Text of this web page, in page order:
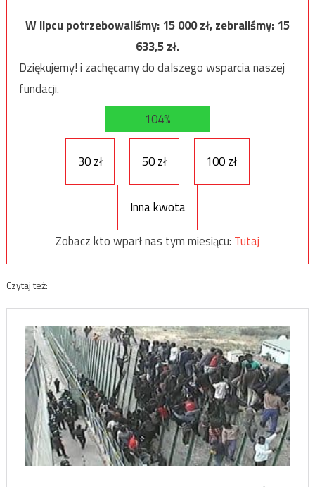
W lipcu potrzebowaliśmy:15 000zł, zebraliśmy:15
633,5zł.
Dziękujemy! i zachęcamy do dalszego wsparcia naszej
fundacji.
104%
30 zł 50 zł 100 zł
Inna kwota
Zobacz kto wparł nas tym miesiącu: Tutaj
Czytaj też: